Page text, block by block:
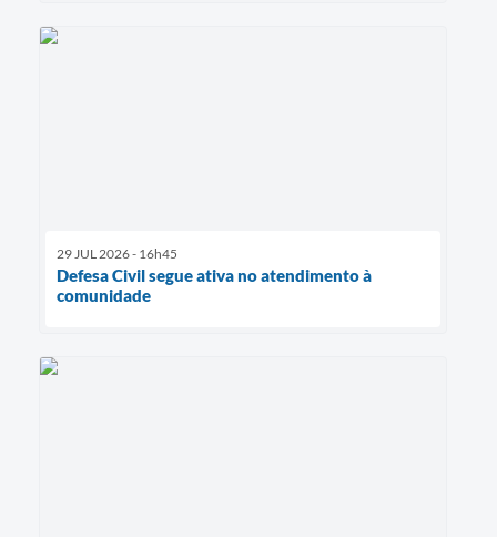
29 JUL 2026 - 16h45
Defesa Civil segue ativa no atendimento à
comunidade